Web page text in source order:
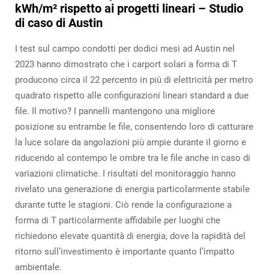
kWh/m² rispetto ai progetti lineari – Studio
di caso di Austin
I test sul campo condotti per dodici mesi ad Austin nel
2023 hanno dimostrato che i carport solari a forma di T
producono circa il 22 percento in più di elettricità per metro
quadrato rispetto alle configurazioni lineari standard a due
file. Il motivo? I pannelli mantengono una migliore
posizione su entrambe le file, consentendo loro di catturare
la luce solare da angolazioni più ampie durante il giorno e
riducendo al contempo le ombre tra le file anche in caso di
variazioni climatiche. I risultati del monitoraggio hanno
rivelato una generazione di energia particolarmente stabile
durante tutte le stagioni. Ciò rende la configurazione a
forma di T particolarmente affidabile per luoghi che
richiedono elevate quantità di energia, dove la rapidità del
ritorno sull’investimento è importante quanto l’impatto
ambientale.